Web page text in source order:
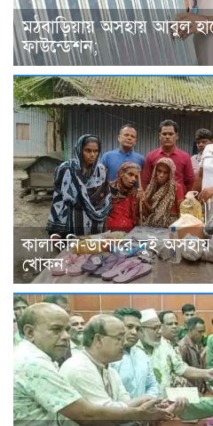
মঠবাড়িয়ায় অসহায় আবুল
ফাউন্ডেশন;
কালকিনি-ডাসারে দুই
খোকন;